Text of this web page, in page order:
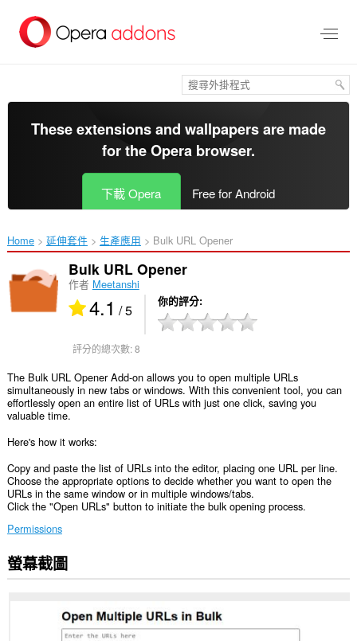
區
These extensions and wallpapers are made
for theOpera browser.
下載 Opera Free for Android
Home 延伸套件 生產應用 Bulk URL Opener‎
Bulk URL Opener
作者 Meetanshi
4.1 / 5 你的評分
評分的總次數:8
The Bulk URL Opener Add-on allows you to open multiple URLs
simultaneously in new tabs or windows. With this convenient tool, you can
effortlessly open an entire list of URLs with just one click, saving you
valuable time.
Here's how it works:
Copy and paste the list of URLs into the editor, placing one URL per line.
Choose the appropriate options to decide whether you want to open the
URLs in the same window or in multiple windows/tabs.
Click the "Open URLs" button to initiate the bulk opening process.
Permissions
這
個
螢幕截圖